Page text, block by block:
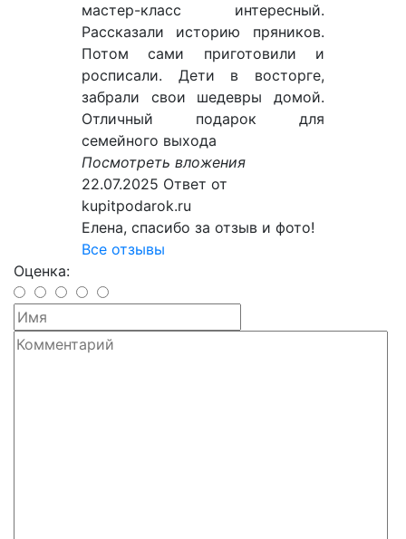
мастер-класс интересный.
Рассказали историю пряников.
Потом сами приготовили и
росписали. Дети в восторге,
забрали свои шедевры домой.
Отличный подарок для
семейного выхода
Посмотреть вложения
22.07.2025 Ответ от
kupitpodarok.ru
Елена, спасибо за отзыв и фото!
Все отзывы
Оценка: